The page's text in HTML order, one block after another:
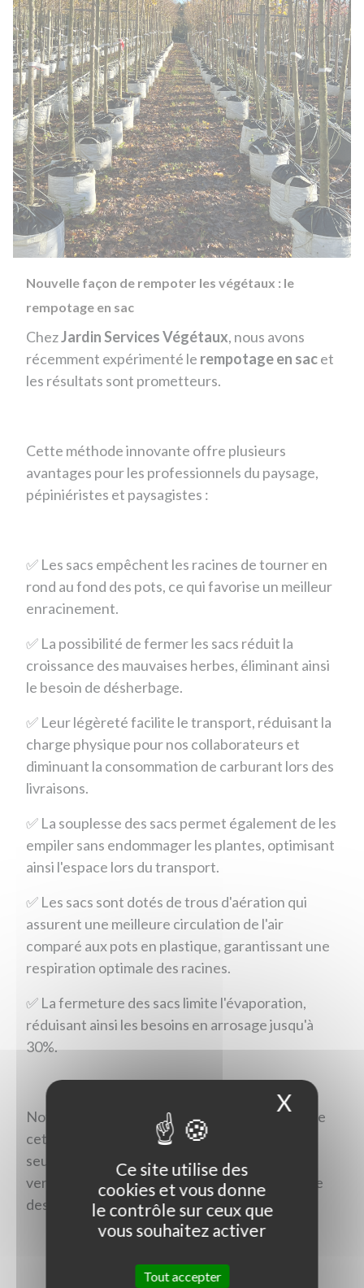
Previous Next
Nouvelle façon de rempoter les végétaux : le
rempotage en sac
ChezJardin Services Végétaux, nous avons
récemment expérimenté le rempotage en sacet
les résultats sont prometteurs.
Cette méthode innovante offre plusieurs
avantages pour les professionnels du paysage,
pépiniéristes et paysagistes :
✅ Les sacs empêchent les racines de tourner en
rond au fond des pots, ce qui favorise un meilleur
enracinement.
✅ La possibilité de fermer les sacs réduit la
croissance des mauvaises herbes, éliminant ainsi
le besoin de désherbage.
✅ Leur légèreté facilite le transport, réduisant la
charge physique pour nos collaborateurs et
diminuant la consommation de carburant lors des
livraisons.
✅ La souplesse des sacs permet également de les
empiler sans endommager les plantes, optimisant
ainsi l'espace lors du transport.
✅ Les sacs sont dotés de trous d'aération qui
assurent une meilleure circulation de l'air
comparé aux pots en plastique, garantissant une
respiration optimale des racines.
✅ La fermeture des sacs limite l'évaporation,
réduisant ainsi les besoins en arrosage jusqu'à
30%.
Notre bilan : nous sommes plus que satisfaits de
cette nouvelle façon de rempoter. Non
seulement la démarche est responsable et
vertueuse, mais en plus elle permet une culture
des végétaux plus performante.
Ce site utilise des
cookies et vous donne
le contrôle sur ceux que
vous souhaitez activer
Tout accepter
X